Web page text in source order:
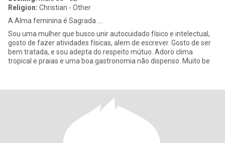
Religion: Christian - Other
A Alma feminina é Sagrada ....
Sou uma mulher que busco unir autocuidado físico e intelectual,
gosto de fazer atividades físicas, alem de escrever. Gosto de ser
bem tratada, e sou adepta do respeito mútuo. Adoro clima
tropical e praias e uma boa gastronomia não dispenso. Muito be